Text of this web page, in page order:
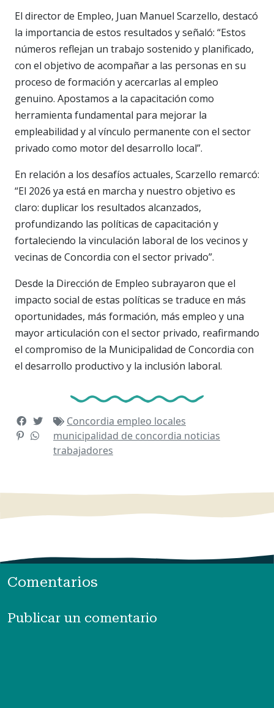
El director de Empleo, Juan Manuel Scarzello, destacó
la importancia de estos resultados y señaló: “Estos
números reflejan un trabajo sostenido y planificado,
con el objetivo de acompañar a las personas en su
proceso de formación y acercarlas al empleo
genuino. Apostamos a la capacitación como
herramienta fundamental para mejorar la
empleabilidad y al vínculo permanente con el sector
privado como motor del desarrollo local”.
En relación a los desafíos actuales, Scarzello remarcó:
“El 2026 ya está en marcha y nuestro objetivo es
claro: duplicar los resultados alcanzados,
profundizando las políticas de capacitación y
fortaleciendo la vinculación laboral de los vecinos y
vecinas de Concordia con el sector privado”.
Desde la Dirección de Empleo subrayaron que el
impacto social de estas políticas se traduce en más
oportunidades, más formación, más empleo y una
mayor articulación con el sector privado, reafirmando
el compromiso de la Municipalidad de Concordia con
el desarrollo productivo y la inclusión laboral.
Concordia empleo locales
municipalidad de concordia noticias
trabajadores
Comentarios
Publicar un comentario